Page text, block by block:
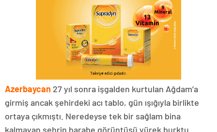
Azerbaycan 27 yıl sonra işgalden kurtulan Ağdam’a
girmiş ancak şehirdeki acı tablo, gün ışığıyla birlikte
ortaya çıkmıştı. Neredeyse tek bir sağlam bina
kalmayan şehrin harabe görüntüsü yürek burktu.